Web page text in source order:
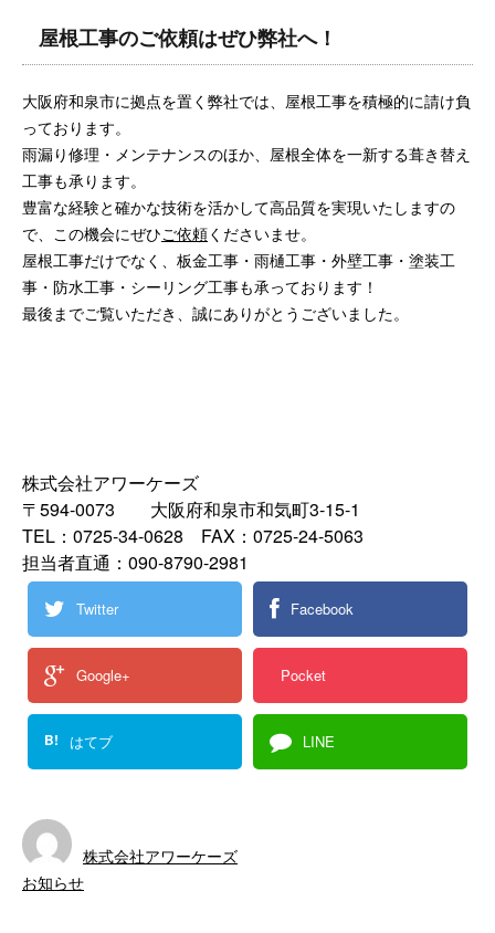
屋根工事のご依頼はぜひ弊社へ！
大阪府和泉市に拠点を置く弊社では、屋根工事を積極的に請け負
っております。
雨漏り修理・メンテナンスのほか、屋根全体を一新する葺き替え
工事も承ります。
豊富な経験と確かな技術を活かして高品質を実現いたしますの
で、この機会にぜひご依頼くださいませ。
屋根工事だけでなく、板金工事・雨樋工事・外壁工事・塗装工
事・防水工事・シーリング工事も承っております！
最後までご覧いただき、誠にありがとうございました。
株式会社アワーケーズ
〒594-0073 大阪府和泉市和気町3-15-1
TEL：0725-34-0628 FAX：0725-24-5063
担当者直通：090-8790-2981
Twitter Facebook
Google+ Pocket
B! はてブ LINE
株式会社アワーケーズ
お知らせ